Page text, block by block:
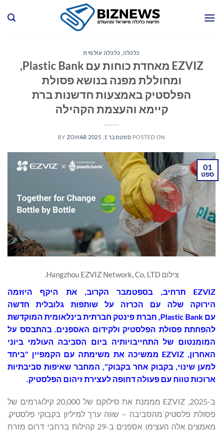
כלכלה, כלכלה עולמית
EZVIZ מאחדת כוחות עם Plastic Bank,
ומחוללת מפנה בנושא פסולת
הפלסטיק באמצעות חדשנות ברת
קיימא והעצמת הקהילה
POSTED ON ספטמבר 1, 2025 BY ZOHAR
01
ספט
צילום Hangzhou EZVIZ Network, Co, LTD.
EZVIZ תרחיב, בספטמבר הקרוב, את היקף
היוזמה
הירוקה שלה עם הכרזה על שותפות גלובלית חדשה
עם Plastic Bank, חברת פינטק חברתית בינלאומית המוקדשת
להפחתת פסולת הפלסטיק ולקידום האספנים. בהתבסס על
המומנטום של התחייבויותיה ביום הסביבה העולמי ביוני
האחרון, EZVIZ ממשיכה את משימתה עם הקמפיין "ביחד
למען שינוי, בקבוק אחר בקבוק", המחבר שאיפות סביבתיות
ארוכות טווח עם פעולה דחופה לעצירת זיהום הפלסטיק.
ב-2025, EZVIZ מממנת את סילוקם של 20,000 קילוגרמים של
פסולת פלסטיק מהסביבה – שווה ערך למיליון בקבוקי פלסטיק.
מאמצים אלה העצימו אספנים ב-29 קהילות ברחבי דרום מזרח